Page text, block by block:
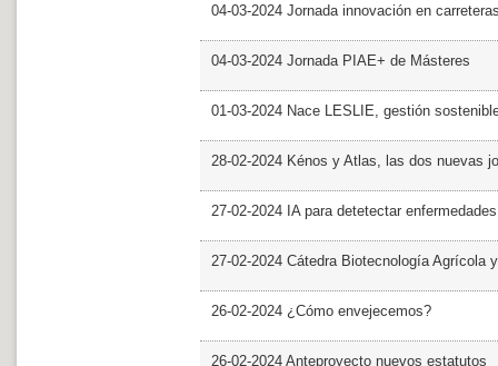
04-03-2024 Jornada innovación en
04-03-2024 Jornada PIAE+ de Másteres
01-03-2024 Nace LESLIE, gestión
28-02-2024 Kénos y Atlas, las dos nuevas
27-02-2024 IA para detetectar
27-02-2024 Cátedra Biotecnología Agrícola
26-02-2024 ¿Cómo envejecemos?
26-02-2024 Anteproyecto nuevos estatutos